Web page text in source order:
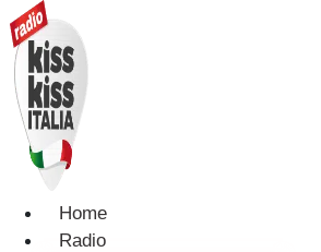
Home
Radio